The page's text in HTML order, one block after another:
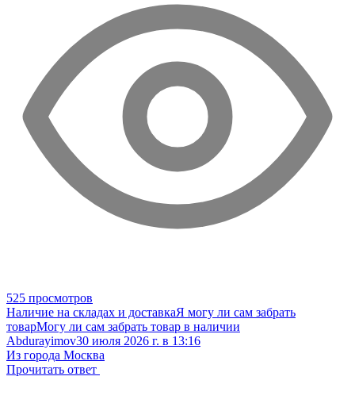
525 просмотров
Наличие на складах и доставкаЯ могу ли сам забрать
товарМогу ли сам забрать товар в наличии
Abdurayimov30 июля 2026 г. в 13:16
Из города Москва
Прочитать ответ